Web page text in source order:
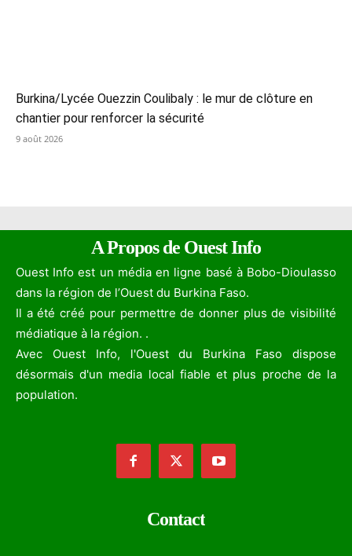
Burkina/Lycée Ouezzin Coulibaly : le mur de clôture en
chantier pour renforcer la sécurité
9 août 2026
A Propos de Ouest Info
Ouest Info est un média en ligne basé à Bobo-Dioulasso
dans la région de l’Ouest du Burkina Faso.
Il a été créé pour permettre de donner plus de visibilité
médiatique à la région. .
Avec Ouest Info, l'Ouest du Burkina Faso dispose
désormais d'un media local fiable et plus proche de la
population.
Contact